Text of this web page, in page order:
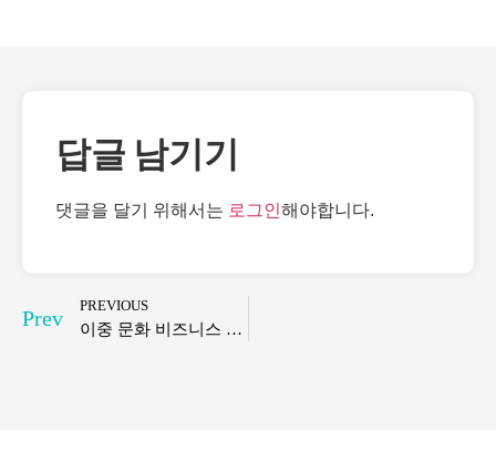
답글 남기기
댓글을 달기 위해서는 로그인해야합니다.
Prev
PREVIOUS
이중 문화 비즈니스 환경 탐색: 한-멕시코 협력을 위한 전략